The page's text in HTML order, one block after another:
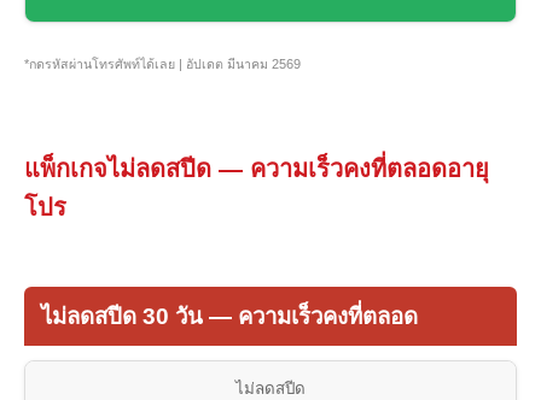
*กดรหัสผ่านโทรศัพท์ได้เลย | อัปเดต มีนาคม 2569
แพ็กเกจไม่ลดสปีด — ความเร็วคงที่ตลอดอายุ
โปร
ไม่ลดสปีด 30 วัน — ความเร็วคงที่ตลอด
ไม่ลดสปีด